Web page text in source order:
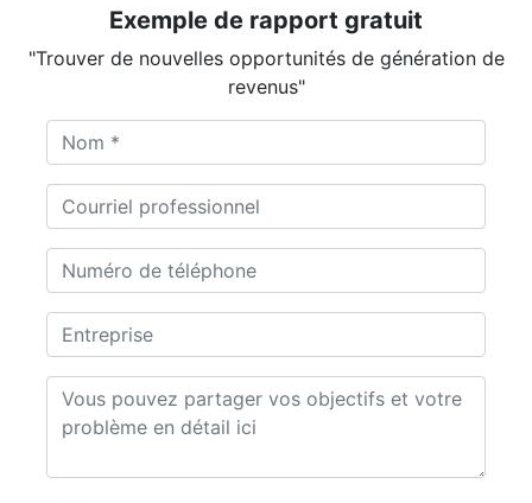
Exemple de rapport gratuit
"Trouver de nouvelles opportunités de génération de
revenus"